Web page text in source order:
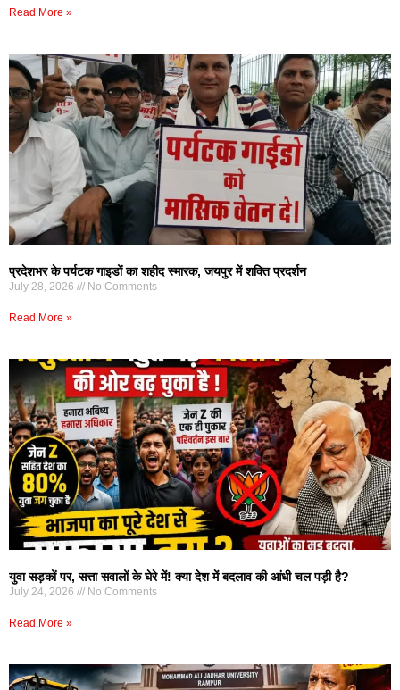
Read More »
प्रदेशभर के पर्यटक गाइडों का शहीद स्मारक, जयपुर में शक्ति प्रदर्शन
July 28, 2026 No Comments
Read More »
युवा सड़कों पर, सत्ता सवालों के घेरे में! क्या देश में बदलाव की आंधी चल पड़ी है?
July 24, 2026 No Comments
Read More »